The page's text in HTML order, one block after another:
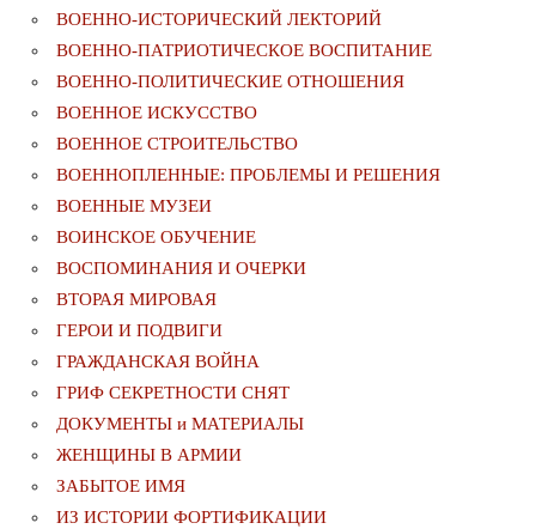
ВОЕННО-ИСТОРИЧЕСКИЙ ЛЕКТОРИЙ
ВОЕННО-ПАТРИОТИЧЕСКОЕ ВОСПИТАНИЕ
ВОЕННО-ПОЛИТИЧЕСКИE ОТНОШЕНИЯ
ВОЕННОЕ ИСКУССТВО
ВОЕННОЕ СТРОИТЕЛЬСТВО
ВОЕННОПЛЕННЫЕ: ПРОБЛЕМЫ И РЕШЕНИЯ
ВОЕННЫЕ МУЗЕИ
ВОИНСКОЕ ОБУЧЕНИЕ
ВОСПОМИНАНИЯ И ОЧЕРКИ
ВТОРАЯ МИРОВАЯ
ГЕРОИ И ПОДВИГИ
ГРАЖДАНСКАЯ ВОЙНА
ГРИФ СЕКРЕТНОСТИ СНЯТ
ДОКУМЕНТЫ и МАТЕРИАЛЫ
ЖЕНЩИНЫ В АРМИИ
ЗАБЫТОЕ ИМЯ
ИЗ ИСТОРИИ ФОРТИФИКАЦИИ